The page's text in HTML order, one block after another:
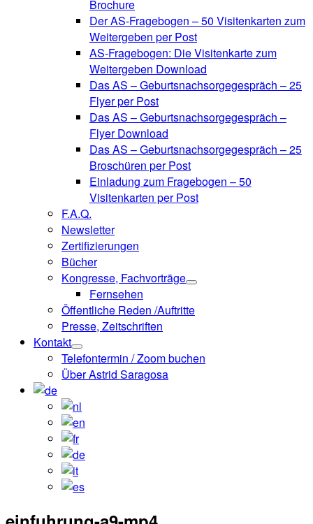
Brochure
Der AS-Fragebogen – 50 Visitenkarten zum
Weitergeben per Post
AS-Fragebogen: Die Visitenkarte zum
Weitergeben Download
Das AS – Geburtsnachsorgegespräch – 25
Flyer per Post
Das AS – Geburtsnachsorgegespräch –
Flyer Download
Das AS – Geburtsnachsorgegespräch – 25
Broschüren per Post
Einladung zum Fragebogen – 50
Visitenkarten per Post
F.A.Q.
Newsletter
Zertifizierungen
Bücher
Kongresse, Fachvorträge
Fernsehen
Öffentliche Reden /Auftritte
Presse, Zeitschriften
Kontakt
Telefontermin / Zoom buchen
Über Astrid Saragosa